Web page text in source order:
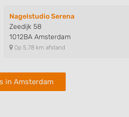
Nagelstudio Serena
Zeedijk 58
1012BA Amsterdam
Op 5,78 km afstand
in Amsterdam